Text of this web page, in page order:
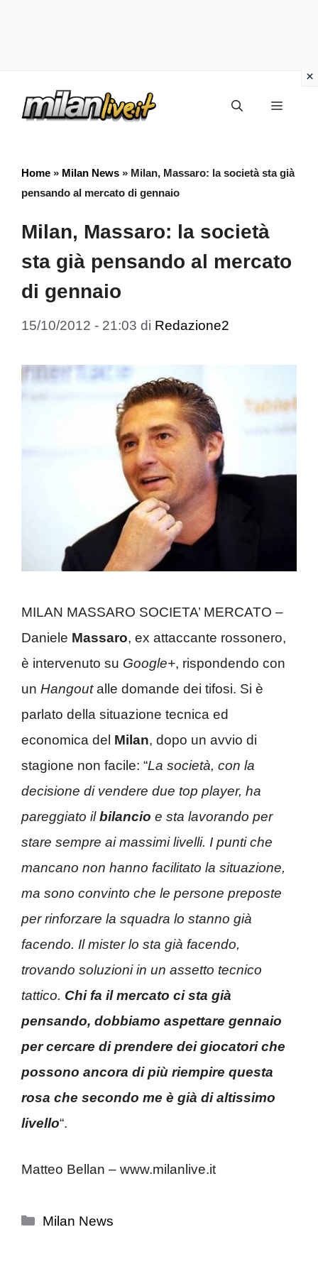
Menu
Home » Milan News » Milan, Massaro: la società sta già
pensando al mercato di gennaio
Milan, Massaro: la società
sta già pensando al mercato
di gennaio
15/10/2012 - 21:03 di Redazione2
MILAN MASSARO SOCIETA’ MERCATO –
Daniele Massaro, ex attaccante rossonero,
è intervenuto su Google+, rispondendo con
un Hangoutalle domande dei tifosi. Si è
parlato della situazione tecnica ed
economica del Milan, dopo un avvio di
stagione non facile: “La società, con la
decisione di vendere due top player, ha
pareggiato ilbilancio e sta lavorando per
stare sempre ai massimi livelli. I punti che
mancano non hanno facilitato la situazione,
ma sono convinto che le persone preposte
per rinforzare la squadra lo stanno già
facendo. Il mister lo sta già facendo,
trovando soluzioni in un assetto tecnico
tattico. Chi fa il mercato ci sta già
pensando, dobbiamo aspettare gennaio
per cercare di prendere dei giocatori che
possono ancora di più riempire questa
rosa che secondo me è già di altissimo
livello“.
Matteo Bellan – www.milanlive.it
Categorie
Milan News